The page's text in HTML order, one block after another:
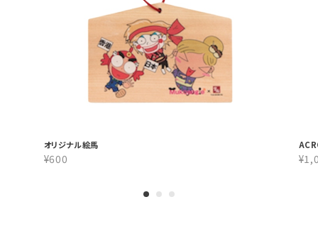
オリジナル絵馬
¥600